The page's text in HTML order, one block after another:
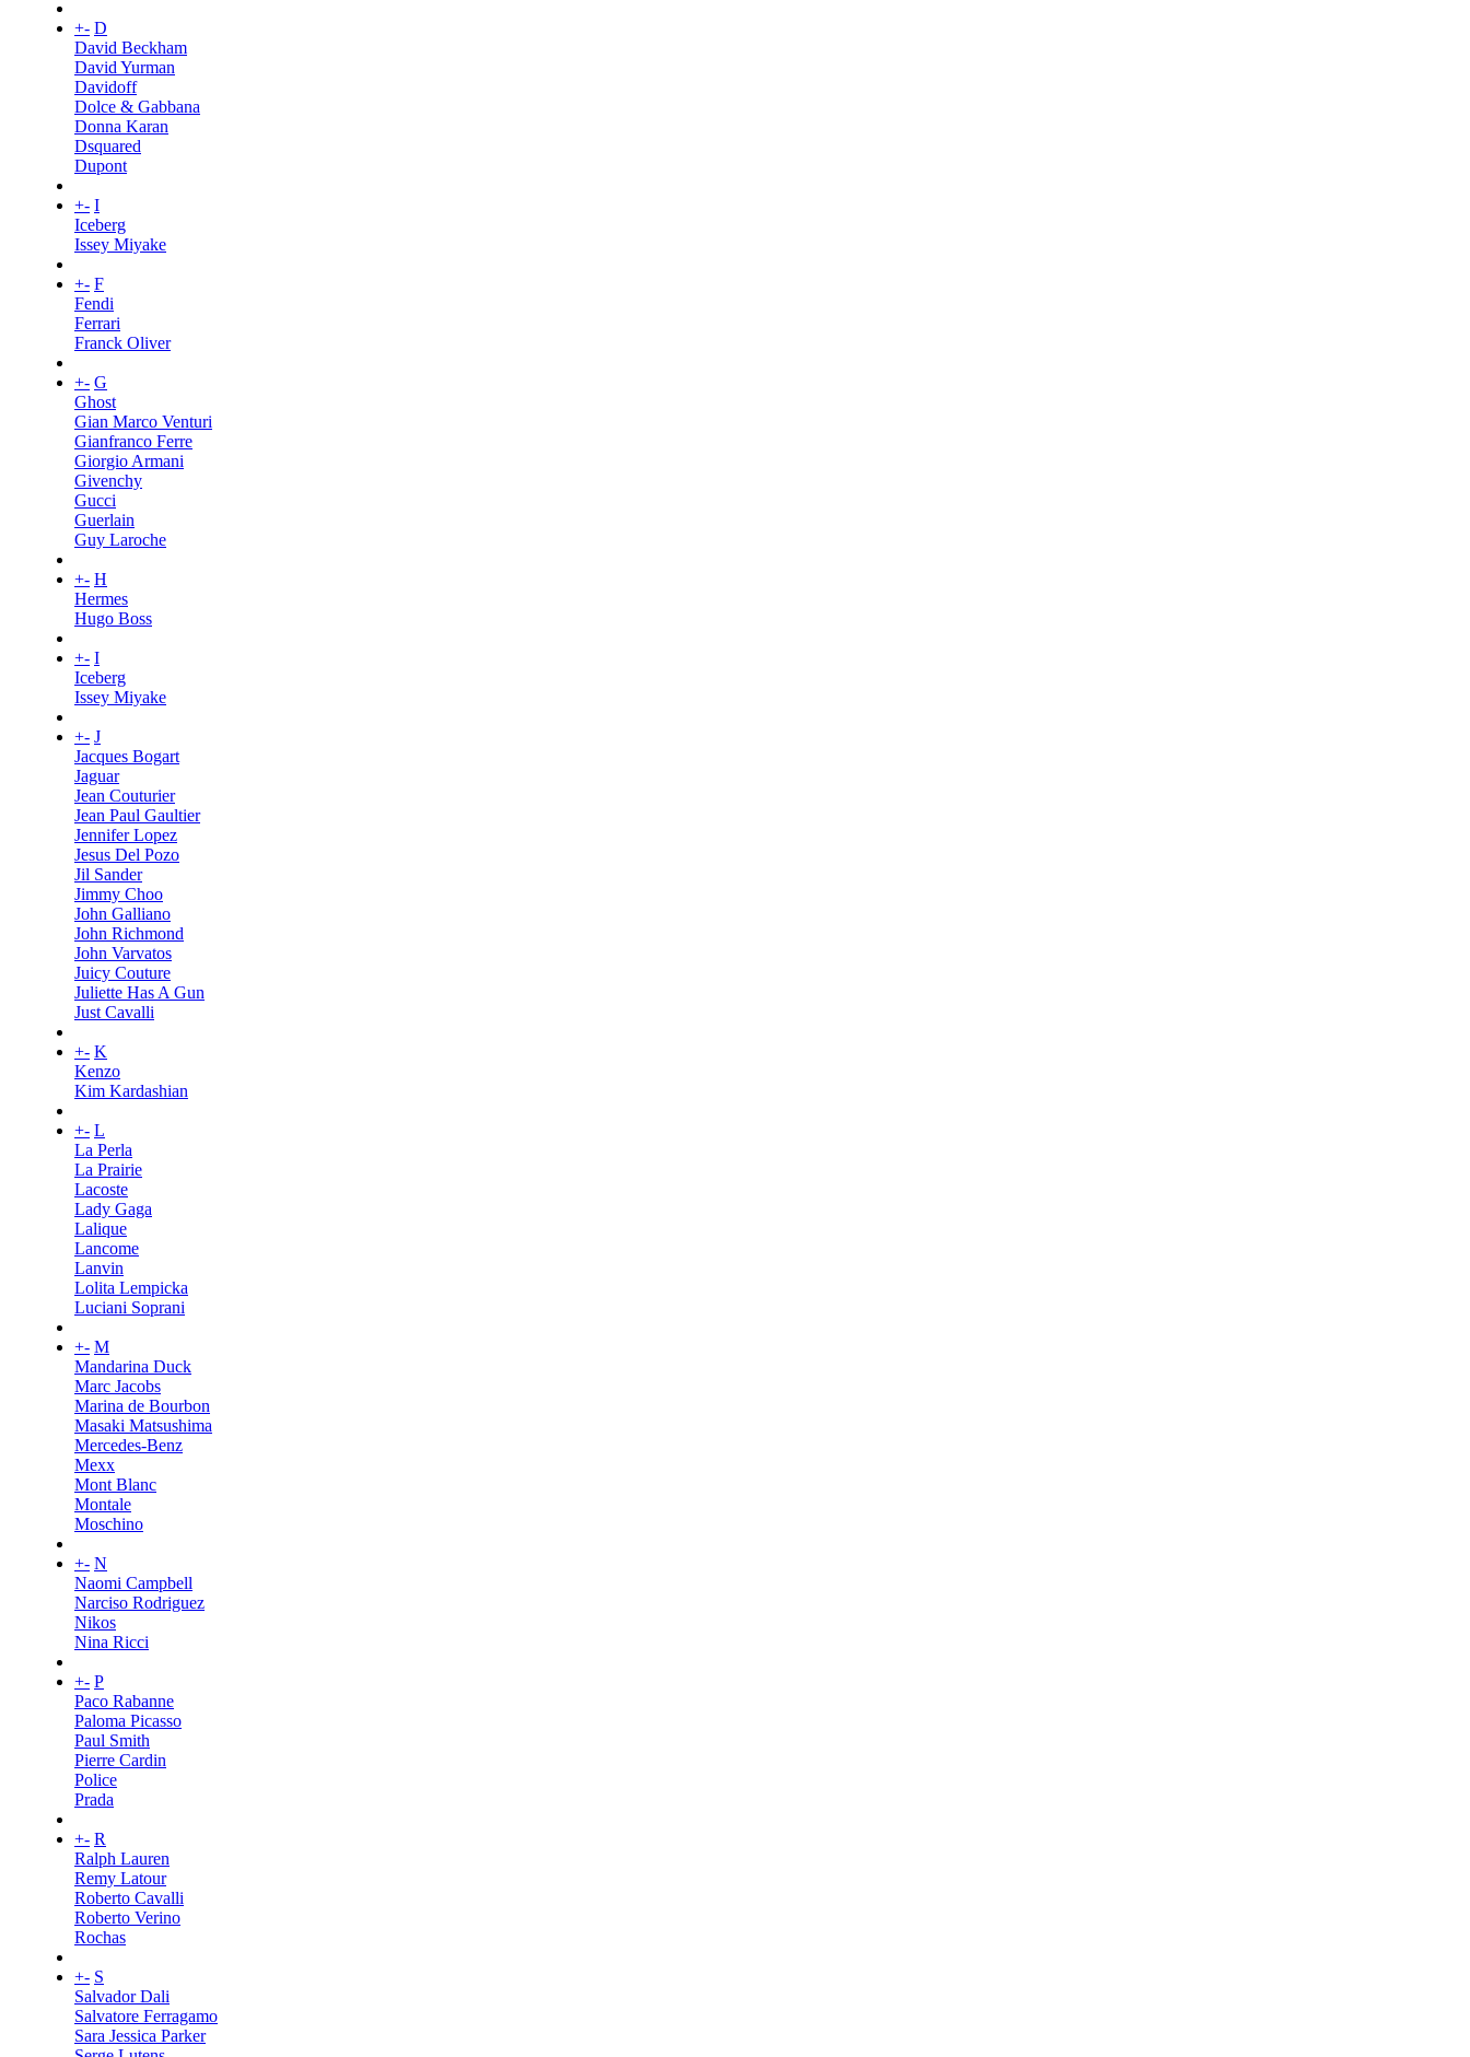
+- D
David Beckham
David Yurman
Davidoff
Dolce & Gabbana
Donna Karan
Dsquared
Dupont
+- I
Iceberg
Issey Miyake
+- F
Fendi
Ferrari
Franck Oliver
+- G
Ghost
Gian Marco Venturi
Gianfranco Ferre
Giorgio Armani
Givenchy
Gucci
Guerlain
Guy Laroche
+- H
Hermes
Hugo Boss
+- I
Iceberg
Issey Miyake
+- J
Jacques Bogart
Jaguar
Jean Couturier
Jean Paul Gaultier
Jennifer Lopez
Jesus Del Pozo
Jil Sander
Jimmy Choo
John Galliano
John Richmond
John Varvatos
Juicy Couture
Juliette Has A Gun
Just Cavalli
+- K
Kenzo
Kim Kardashian
+- L
La Perla
La Prairie
Lacoste
Lady Gaga
Lalique
Lancome
Lanvin
Lolita Lempicka
Luciani Soprani
+- M
Mandarina Duck
Marc Jacobs
Marina de Bourbon
Masaki Matsushima
Mercedes-Benz
Mexx
Mont Blanc
Montale
Moschino
+- N
Naomi Campbell
Narciso Rodriguez
Nikos
Nina Ricci
+- P
Paco Rabanne
Paloma Picasso
Paul Smith
Pierre Cardin
Police
Prada
+- R
Ralph Lauren
Remy Latour
Roberto Cavalli
Roberto Verino
Rochas
+- S
Salvador Dali
Salvatore Ferragamo
Sara Jessica Parker